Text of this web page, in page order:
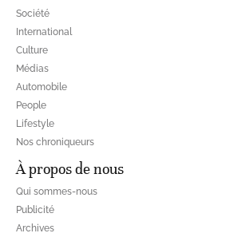
Société
International
Culture
Médias
Automobile
People
Lifestyle
Nos chroniqueurs
À propos de nous
Qui sommes-nous
Publicité
Archives